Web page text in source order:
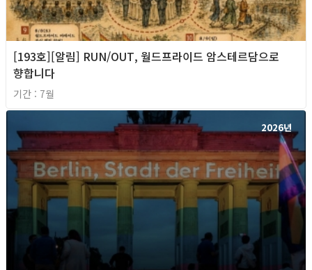
[193호][알림] RUN/OUT, 월드프라이드 암스테르담으로
향합니다
기간 : 7월
2026년